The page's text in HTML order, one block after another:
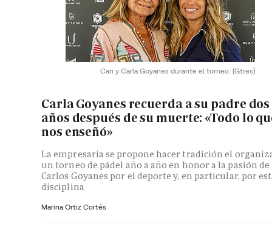
Cari y Carla Goyanes durante el torneo. (Gtres)
Carla Goyanes recuerda a su padre dos
años después de su muerte: «Todo lo
nos enseñó»
La empresaria se propone hacer tradición el
un torneo de pádel año a año en honor a la pasión de
Carlos Goyanes por el deporte y, en particular, por
disciplina
Marina Ortiz Cortés